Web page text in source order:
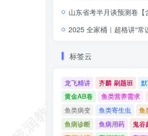
山东省考半月谈预测卷【含解析】
2025 全家桶｜超格讲“常识判断”考题 + 讲练专题课 + 时
标签云
龙飞精讲 齐麟 刷题班
黄金AB卷
鱼类营养需求
鱼类病变
鱼类寄生虫
鱼
鱼病诊断
鱼病用药 鬼谷